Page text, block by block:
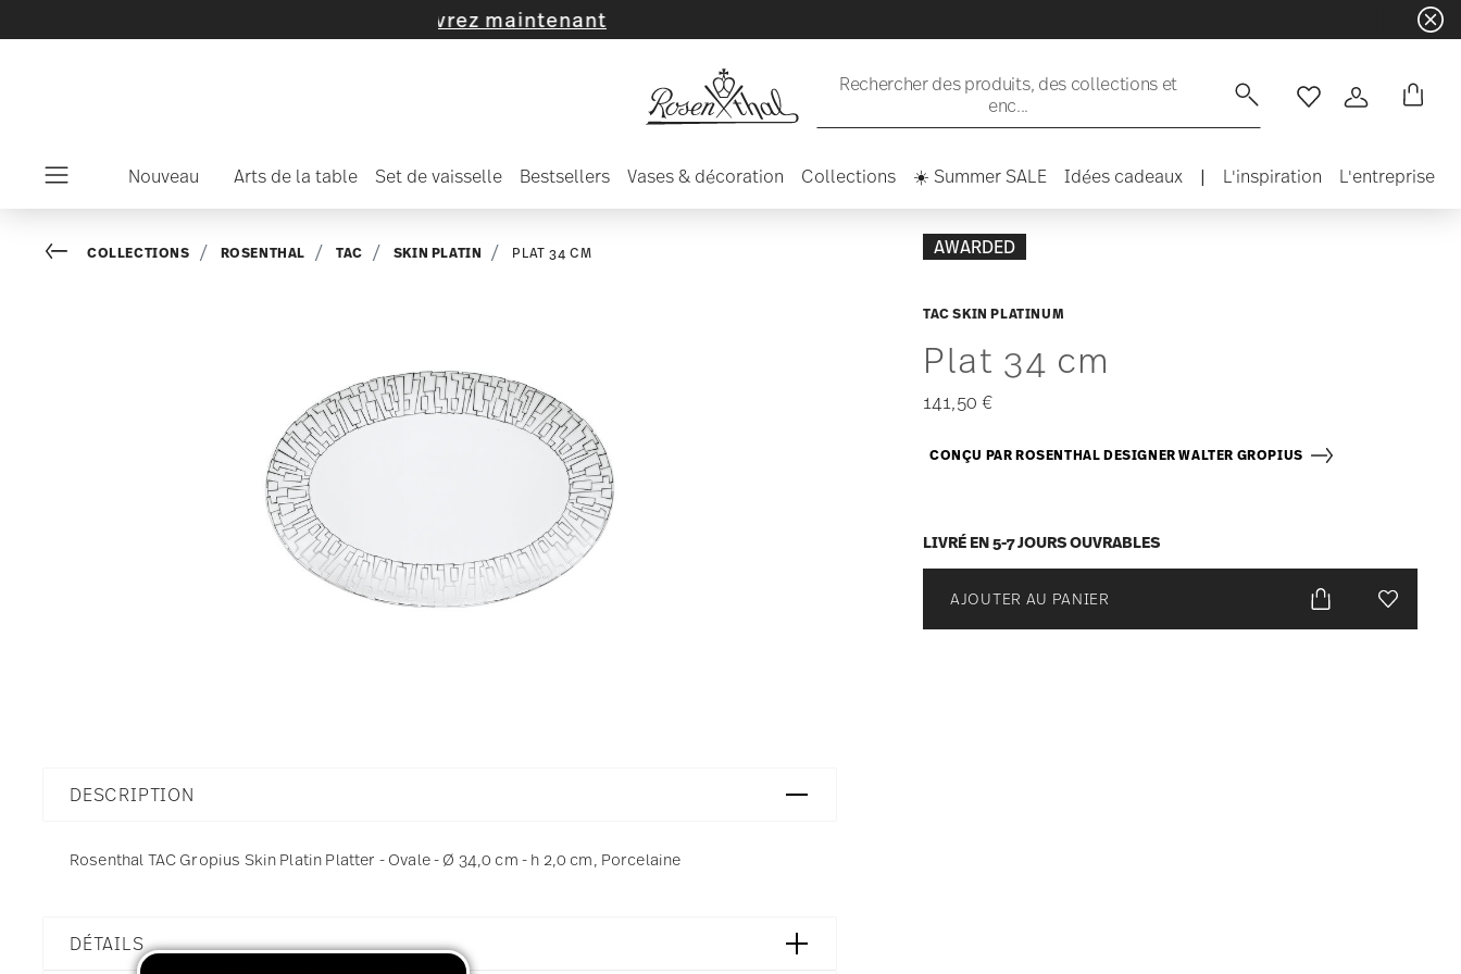
découvrez maintenant
Rechercher des produits, des collections et
enc...
Liste de souhaits
Connexion
Nouveau Arts de la table Set de vaisselle Bestsellers Vases & décoration Collections ☀️ Summer SALE Idées cadeaux | L'inspiration L'entreprise
AWARDED
TAC SKIN PLATINUM
Plat 34 cm
141,50 €
CONÇU PAR ROSENTHAL DESIGNER WALTER GROPIUS
LIVRÉ EN 5-7 JOURS OUVRABLES
AJOUTER AU PANIER Liste de
Go backCOLLECTIONS ROSENTHAL TAC SKIN PLATIN PLAT 34 CM
DESCRIPTION
Rosenthal TAC Gropius Skin Platin Platter - Ovale - Ø 34,0 cm - h 2,0 cm, Porcelaine
DÉTAILS